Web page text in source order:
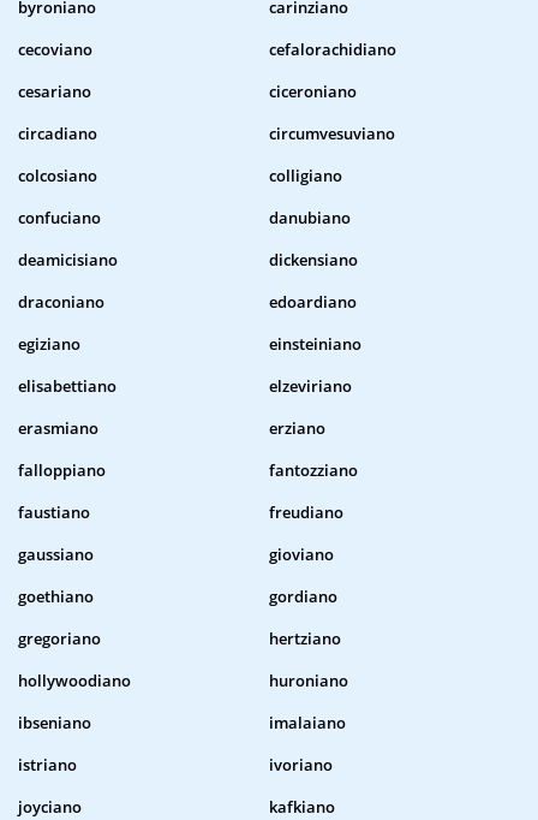
byroniano
carinziano
cecoviano
cefalorachidiano
cesariano
ciceroniano
circadiano
circumvesuviano
colcosiano
colligiano
confuciano
danubiano
deamicisiano
dickensiano
draconiano
edoardiano
egiziano
einsteiniano
elisabettiano
elzeviriano
erasmiano
erziano
falloppiano
fantozziano
faustiano
freudiano
gaussiano
gioviano
goethiano
gordiano
gregoriano
hertziano
hollywoodiano
huroniano
ibseniano
imalaiano
istriano
ivoriano
joyciano
kafkiano